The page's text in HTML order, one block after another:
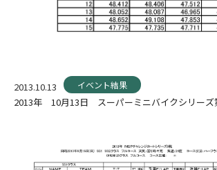
2013.10.13 イベント結果
2013年 10月13日 スーパーミニバイクシリーズ